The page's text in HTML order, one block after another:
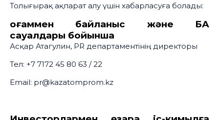
Толығырақ ақпарат алу үшін хабарласуға болады:
Қоғаммен байланыс және БАҚ
сауалдары бойынша
Асқар Атагулин, PR департаментінің директоры
Тел: +7 7172 45 80 63 / 22
Email: pr@kazatomprom.kz